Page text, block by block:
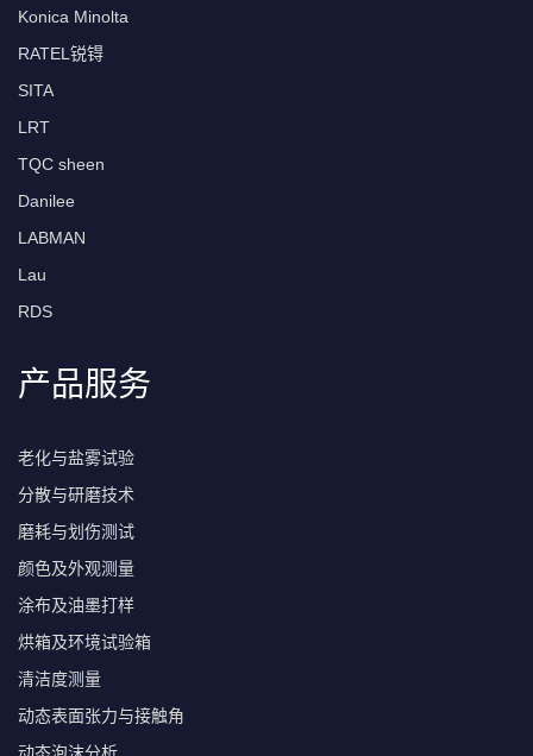
Konica Minolta
RATEL锐锝
SITA
LRT
TQC sheen
Danilee
LABMAN
Lau
RDS
产品服务
老化与盐雾试验
分散与研磨技术
磨耗与划伤测试
颜色及外观测量
涂布及油墨打样
烘箱及环境试验箱
清洁度测量
动态表面张力与接触角